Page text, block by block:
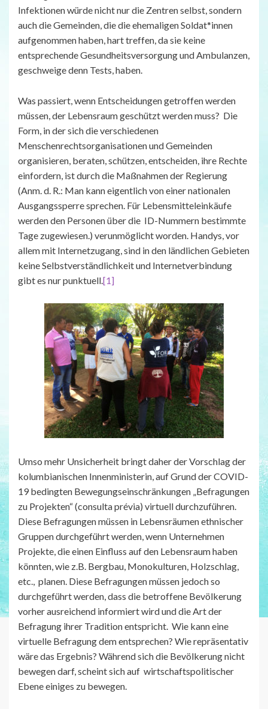
Infektionen würde nicht nur die Zentren selbst, sondern
auch die Gemeinden, die die ehemaligen Soldat*innen
aufgenommen haben, hart treffen, da sie keine
entsprechende Gesundheitsversorgung und Ambulanzen,
geschweige denn Tests, haben.
Was passiert, wenn Entscheidungen getroffen werden
müssen, der Lebensraum geschützt werden muss? Die
Form, in der sich die verschiedenen
Menschenrechtsorganisationen und Gemeinden
organisieren, beraten, schützen, entscheiden, ihre Rechte
einfordern, ist durch die Maßnahmen der Regierung
(Anm. d. R.: Man kann eigentlich von einer nationalen
Ausgangssperre sprechen. Für Lebensmitteleinkäufe
werden den Personen über die ID-Nummern bestimmte
Tage zugewiesen.) verunmöglicht worden. Handys, vor
allem mit Internetzugang, sind in den ländlichen Gebieten
keine Selbstverständlichkeit und Internetverbindung
gibt es nur punktuell.[1]
Umso mehr Unsicherheit bringt daher der Vorschlag der
kolumbianischen Innenministerin, auf Grund der COVID-
19 bedingten Bewegungseinschränkungen „Befragungen
zu Projekten“ (consulta prévia) virtuell durchzuführen.
Diese Befragungen müssen in Lebensräumen ethnischer
Gruppen durchgeführt werden, wenn Unternehmen
Projekte, die einen Einfluss auf den Lebensraum haben
könnten, wie z.B. Bergbau, Monokulturen, Holzschlag,
etc., planen. Diese Befragungen müssen jedoch so
durchgeführt werden, dass die betroffene Bevölkerung
vorher ausreichend informiert wird und die Art der
Befragung ihrer Tradition entspricht. Wie kann eine
virtuelle Befragung dem entsprechen? Wie repräsentativ
wäre das Ergebnis? Während sich die Bevölkerung nicht
bewegen darf, scheint sich auf wirtschaftspolitischer
Ebene einiges zu bewegen.